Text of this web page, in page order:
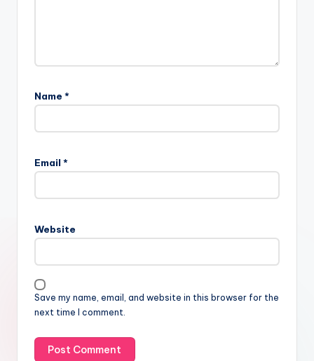
Name *
Email *
Website
Save my name, email, and website in this browser for the
next time I comment.